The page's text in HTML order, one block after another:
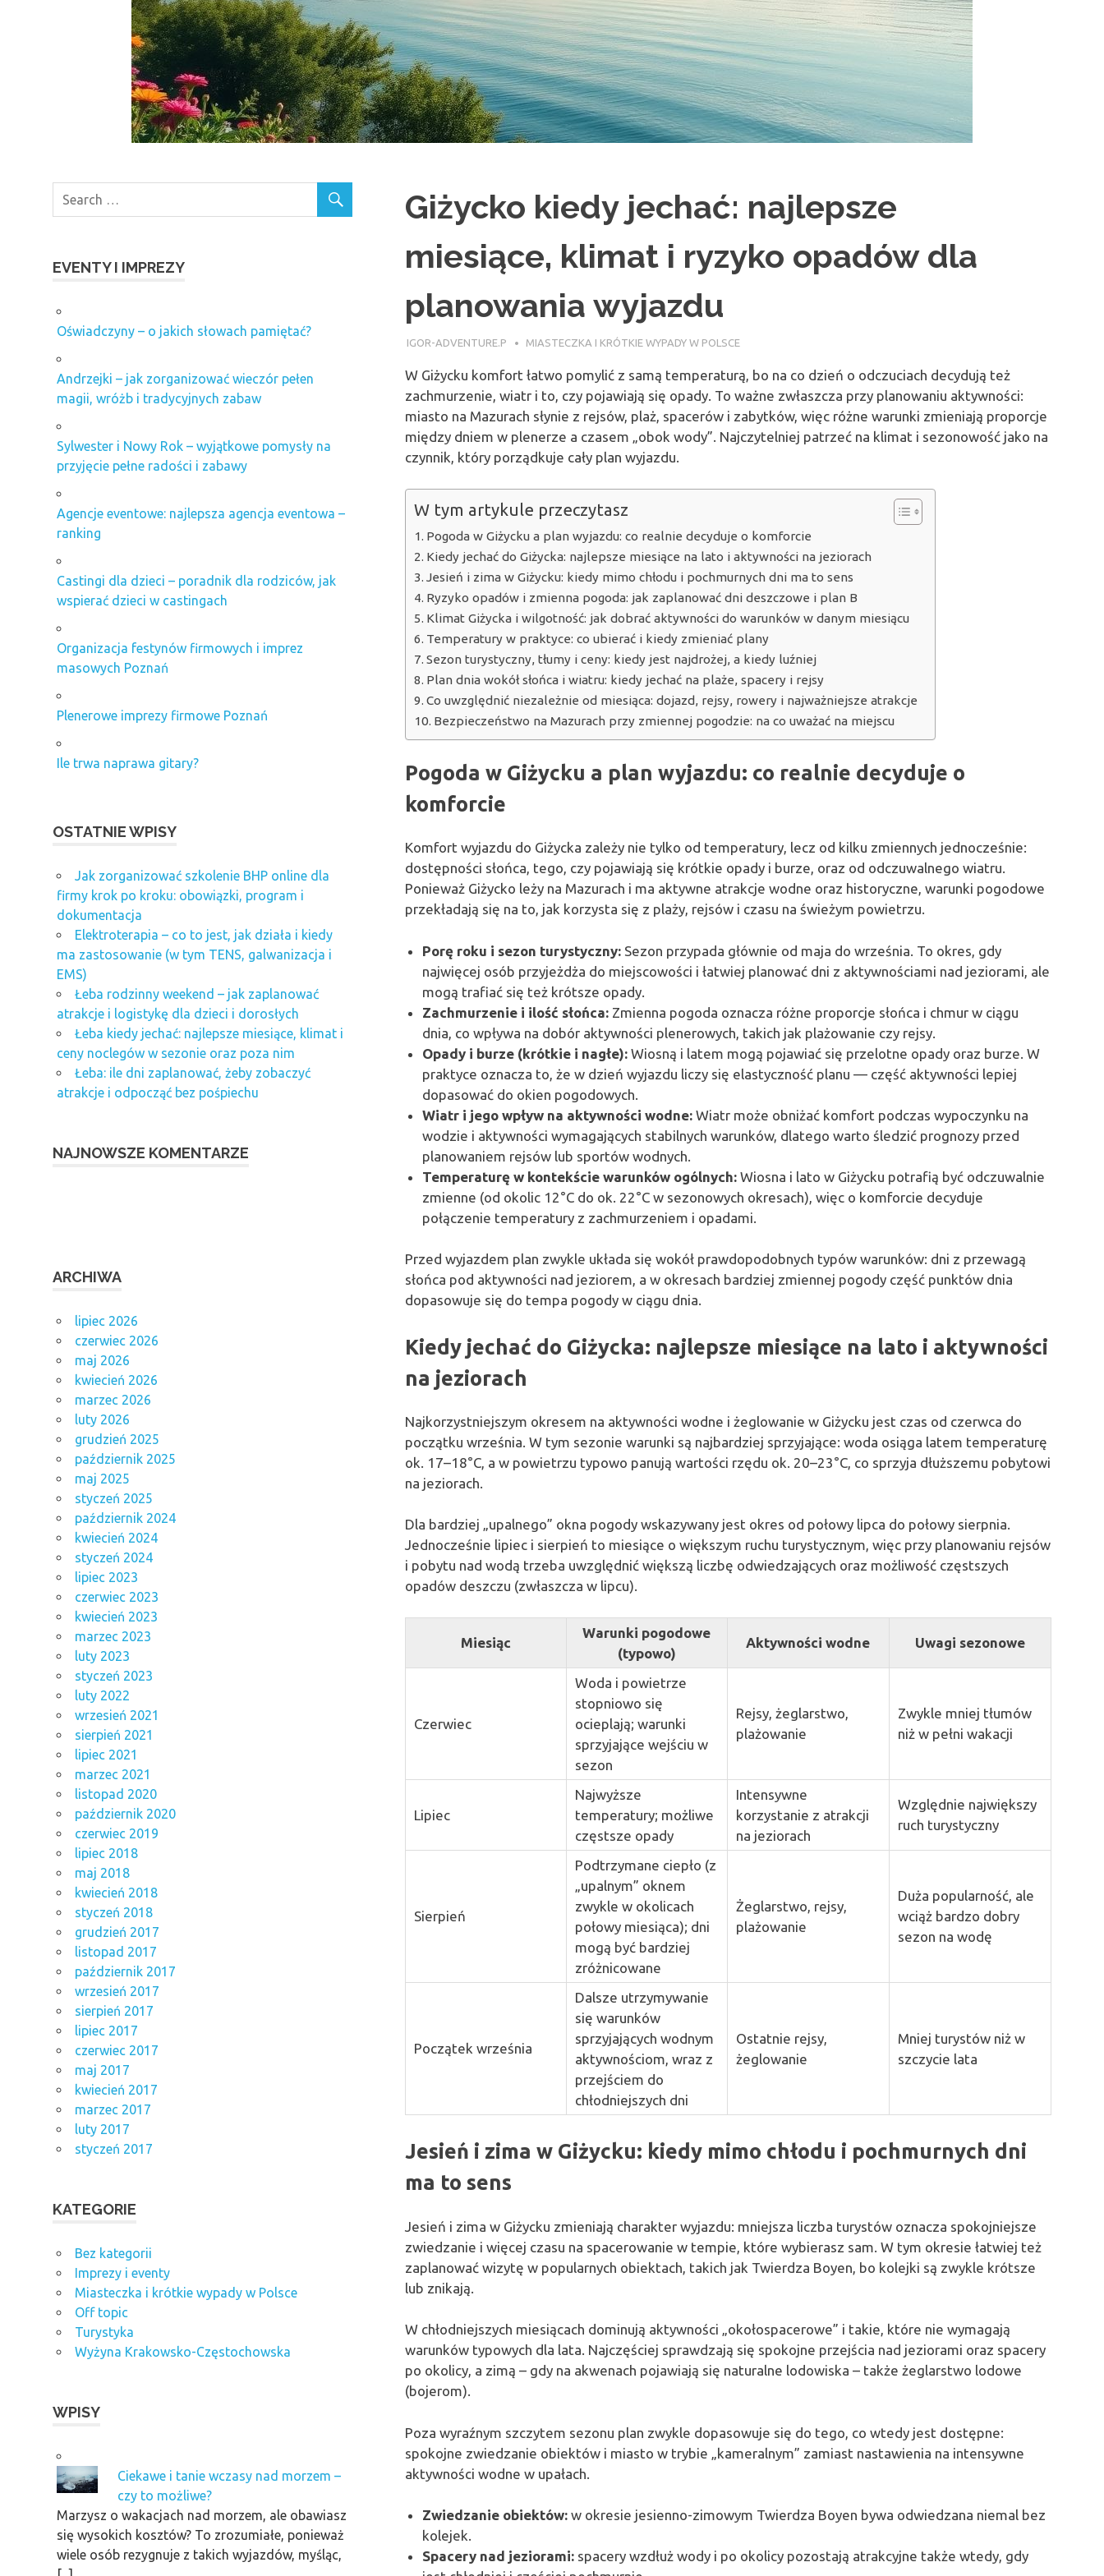
Giżycko kiedy jechać: najlepsze
miesiące, klimat i ryzyko opadów dla
planowania wyjazdu
14 MAJA 2026
IGOR-ADVENTURE.P MIASTECZKA I KRÓTKIE WYPADY W POLSCE
W Giżycku komfort łatwo pomylić z samą temperaturą, bo na co dzień o odczuciach decydują też
zachmurzenie, wiatr i to, czy pojawiają się opady. To ważne zwłaszcza przy planowaniu aktywności:
miasto na Mazurach słynie z rejsów, plaż, spacerów i zabytków, więc różne warunki zmieniają proporcje
między dniem w plenerze a czasem „obok wody”. Najczytelniej patrzeć na klimat i sezonowość jako na
czynnik, który porządkuje cały plan wyjazdu.
W tym artykule przeczytasz
Pogoda w Giżycku a plan wyjazdu: co realnie decyduje o komforcie
Kiedy jechać do Giżycka: najlepsze miesiące na lato i aktywności na jeziorach
Jesień i zima w Giżycku: kiedy mimo chłodu i pochmurnych dni ma to sens
Ryzyko opadów i zmienna pogoda: jak zaplanować dni deszczowe i plan B
Klimat Giżycka i wilgotność: jak dobrać aktywności do warunków w danym miesiącu
Temperatury w praktyce: co ubierać i kiedy zmieniać plany
Sezon turystyczny, tłumy i ceny: kiedy jest najdrożej, a kiedy luźniej
Plan dnia wokół słońca i wiatru: kiedy jechać na plaże, spacery i rejsy
Co uwzględnić niezależnie od miesiąca: dojazd, rejsy, rowery i najważniejsze atrakcje
Bezpieczeństwo na Mazurach przy zmiennej pogodzie: na co uważać na miejscu
Pogoda w Giżycku a plan wyjazdu: co realnie decyduje o
komforcie
Komfort wyjazdu do Giżycka zależy nie tylko od temperatury, lecz od kilku zmiennych jednocześnie:
dostępności słońca, tego, czy pojawiają się krótkie opady i burze, oraz od odczuwalnego wiatru.
Ponieważ Giżycko leży na Mazurach i ma aktywne atrakcje wodne oraz historyczne, warunki pogodowe
przekładają się na to, jak korzysta się z plaży, rejsów i czasu na świeżym powietrzu.
Porę roku i sezon turystyczny: Sezon przypada głównie od maja do września. To okres, gdy
najwięcej osób przyjeżdża do miejscowości i łatwiej planować dni z aktywnościami nad jeziorami, ale
mogą trafiać się też krótsze opady.
Zachmurzenie i ilość słońca: Zmienna pogoda oznacza różne proporcje słońca i chmur w ciągu
dnia, co wpływa na dobór aktywności plenerowych, takich jak plażowanie czy rejsy.
Opady i burze (krótkie i nagłe): Wiosną i latem mogą pojawiać się przelotne opady oraz burze. W
praktyce oznacza to, że w dzień wyjazdu liczy się elastyczność planu — część aktywności lepiej
dopasować do okien pogodowych.
Wiatr i jego wpływ na aktywności wodne: Wiatr może obniżać komfort podczas wypoczynku na
wodzie i aktywności wymagających stabilnych warunków, dlatego warto śledzić prognozy przed
planowaniem rejsów lub sportów wodnych.
Temperaturę w kontekście warunków ogólnych: Wiosna i lato w Giżycku potrafią być odczuwalnie
zmienne (od okolic 12°C do ok. 22°C w sezonowych okresach), więc o komforcie decyduje
połączenie temperatury z zachmurzeniem i opadami.
Przed wyjazdem plan zwykle układa się wokół prawdopodobnych typów warunków: dni z przewagą
słońca pod aktywności nad jeziorem, a w okresach bardziej zmiennej pogody część punktów dnia
dopasowuje się do tempa pogody w ciągu dnia.
Kiedy jechać do Giżycka: najlepsze miesiące na lato i aktywności
na jeziorach
Najkorzystniejszym okresem na aktywności wodne i żeglowanie w Giżycku jest czas od czerwca do
początku września. W tym sezonie warunki są najbardziej sprzyjające: woda osiąga latem temperaturę
ok. 17–18°C, a w powietrzu typowo panują wartości rzędu ok. 20–23°C, co sprzyja dłuższemu pobytowi
na jeziorach.
Dla bardziej „upalnego” okna pogody wskazywany jest okres od połowy lipca do połowy sierpnia.
Jednocześnie lipiec i sierpień to miesiące o większym ruchu turystycznym, więc przy planowaniu rejsów
i pobytu nad wodą trzeba uwzględnić większą liczbę odwiedzających oraz możliwość częstszych
opadów deszczu (zwłaszcza w lipcu).
Miesiąc
Warunki pogodowe
(typowo)
Aktywności wodne Uwagi sezonowe
Czerwiec
Woda i powietrze
stopniowo się
ocieplają; warunki
sprzyjające wejściu w
sezon
Rejsy, żeglarstwo,
plażowanie
Zwykle mniej tłumów
niż w pełni wakacji
Lipiec
Najwyższe
temperatury; możliwe
częstsze opady
Intensywne
korzystanie z atrakcji
na jeziorach
Względnie największy
ruch turystyczny
Sierpień
Podtrzymane ciepło (z
„upalnym” oknem
zwykle w okolicach
połowy miesiąca); dni
mogą być bardziej
zróżnicowane
Żeglarstwo, rejsy,
plażowanie
Duża popularność, ale
wciąż bardzo dobry
sezon na wodę
Początek września
Dalsze utrzymywanie
się warunków
sprzyjających wodnym
aktywnościom, wraz z
przejściem do
chłodniejszych dni
Ostatnie rejsy,
żeglowanie
Mniej turystów niż w
szczycie lata
Jesień i zima w Giżycku: kiedy mimo chłodu i pochmurnych dni
ma to sens
Jesień i zima w Giżycku zmieniają charakter wyjazdu: mniejsza liczba turystów oznacza spokojniejsze
zwiedzanie i więcej czasu na spacerowanie w tempie, które wybierasz sam. W tym okresie łatwiej też
zaplanować wizytę w popularnych obiektach, takich jak Twierdza Boyen, bo kolejki są zwykle krótsze
lub znikają.
W chłodniejszych miesiącach dominują aktywności „okołospacerowe” i takie, które nie wymagają
warunków typowych dla lata. Najczęściej sprawdzają się spokojne przejścia nad jeziorami oraz spacery
po okolicy, a zimą – gdy na akwenach pojawiają się naturalne lodowiska – także żeglarstwo lodowe
(bojerom).
Poza wyraźnym szczytem sezonu plan zwykle dopasowuje się do tego, co wtedy jest dostępne:
spokojne zwiedzanie obiektów i miasto w trybie „kameralnym” zamiast nastawienia na intensywne
aktywności wodne w upałach.
Zwiedzanie obiektów: w okresie jesienno-zimowym Twierdza Boyen bywa odwiedzana niemal bez
kolejek.
Spacery nad jeziorami: spacery wzdłuż wody i po okolicy pozostają atrakcyjne także wtedy, gdy
EVENTY I IMPREZY
Oświadczyny – o jakich słowach pamiętać?
Andrzejki – jak zorganizować wieczór pełen
magii, wróżb i tradycyjnych zabaw
Sylwester i Nowy Rok – wyjątkowe pomysły na
przyjęcie pełne radości i zabawy
Agencje eventowe: najlepsza agencja eventowa –
ranking
Castingi dla dzieci – poradnik dla rodziców, jak
wspierać dzieci w castingach
Organizacja festynów firmowych i imprez
masowych Poznań
Plenerowe imprezy firmowe Poznań
Ile trwa naprawa gitary?
OSTATNIE WPISY
Jak zorganizować szkolenie BHP online dla
firmy krok po kroku: obowiązki, program i
dokumentacja
Elektroterapia – co to jest, jak działa i kiedy
ma zastosowanie (w tym TENS, galwanizacja i
EMS)
Łeba rodzinny weekend – jak zaplanować
atrakcje i logistykę dla dzieci i dorosłych
Łeba kiedy jechać: najlepsze miesiące, klimat i
ceny noclegów w sezonie oraz poza nim
Łeba: ile dni zaplanować, żeby zobaczyć
atrakcje i odpocząć bez pośpiechu
NAJNOWSZE KOMENTARZE
ARCHIWA
lipiec 2026
czerwiec 2026
maj 2026
kwiecień 2026
marzec 2026
luty 2026
grudzień 2025
październik 2025
maj 2025
styczeń 2025
październik 2024
kwiecień 2024
styczeń 2024
lipiec 2023
czerwiec 2023
kwiecień 2023
marzec 2023
luty 2023
styczeń 2023
luty 2022
wrzesień 2021
sierpień 2021
lipiec 2021
marzec 2021
listopad 2020
październik 2020
czerwiec 2019
lipiec 2018
maj 2018
kwiecień 2018
styczeń 2018
grudzień 2017
listopad 2017
październik 2017
wrzesień 2017
sierpień 2017
lipiec 2017
czerwiec 2017
maj 2017
kwiecień 2017
marzec 2017
luty 2017
styczeń 2017
KATEGORIE
Bez kategorii
Imprezy i eventy
Miasteczka i krótkie wypady w Polsce
Off topic
Turystyka
Wyżyna Krakowsko-Częstochowska
WPISY
Ciekawe i tanie wczasy nad morzem –
czy to możliwe?
Marzysz o wakacjach nad morzem, ale obawiasz
się wysokich kosztów? To zrozumiałe, ponieważ
wiele osób rezygnuje z takich wyjazdów, myśląc,